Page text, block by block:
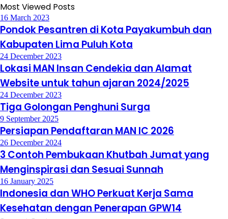
Most Viewed Posts
16 March 2023
Pondok Pesantren di Kota Payakumbuh dan
Kabupaten Lima Puluh Kota
24 December 2023
Lokasi MAN Insan Cendekia dan Alamat
Website untuk tahun ajaran 2024/2025
24 December 2023
Tiga Golongan Penghuni Surga
9 September 2025
Persiapan Pendaftaran MAN IC 2026
26 December 2024
3 Contoh Pembukaan Khutbah Jumat yang
Menginspirasi dan Sesuai Sunnah
16 January 2025
Indonesia dan WHO Perkuat Kerja Sama
Kesehatan dengan Penerapan GPW14